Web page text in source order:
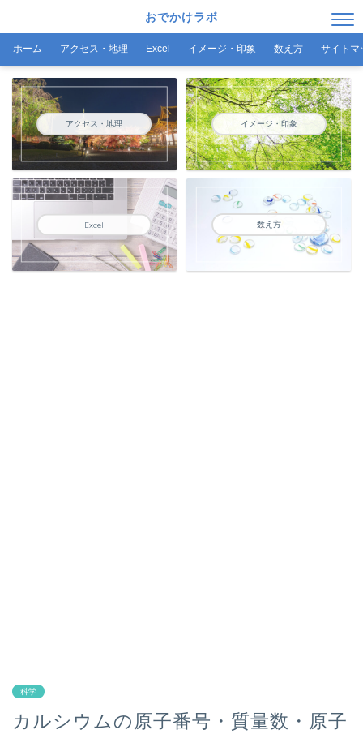
おでかけラボ
ホーム アクセス・地理 Excel イメージ・印象 数え方 サイトマ
アクセス・地理 イメージ・印象
Excel 数え方
科学
カルシウムの原子番号・質量数・原子